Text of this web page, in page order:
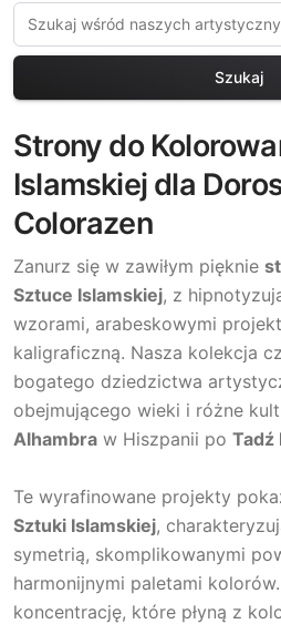
Szukaj
Strony do
Islamskiej dla
Colorazen
Zanurz się w zawiłym pięknie
Sztuce Islamskiej, z
wzorami, arabeskowymi
kaligraficzną. Nasza kolekcja
bogatego dziedzictwa
obejmującego wieki i różne
Alhambra w Hiszpanii po Tadź
Te wyrafinowane projekty
Sztuki Islamskiej,
symetrią, skomplikowanymi
harmonijnymi paletami
koncentrację, które płyną z